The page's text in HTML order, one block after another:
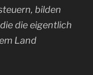
bilden
die eigentlich
Land